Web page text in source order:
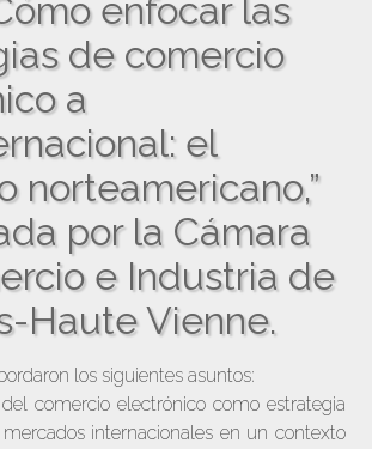
enfocar las
de comercio
a
el
norteamericano,”
por la Cámara
e Industria de
Haute Vienne.
los siguientes asuntos:
comercio electrónico como estrategia
internacionales en un contexto